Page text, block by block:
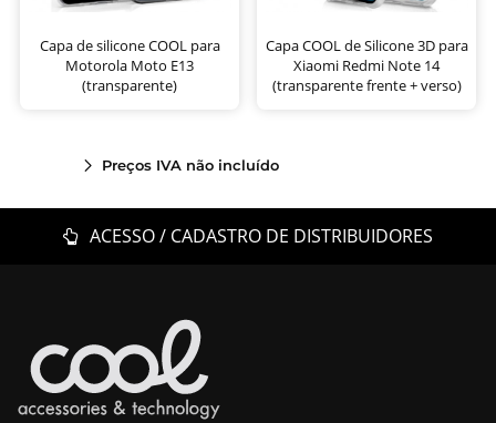
Capa de silicone COOL para
Motorola Moto E13
(transparente)
Capa COOL de Silicone 3D para
Xiaomi Redmi Note 14
(transparente frente + verso)
Preços IVA não incluído
ACESSO / CADASTRO DE DISTRIBUIDORES